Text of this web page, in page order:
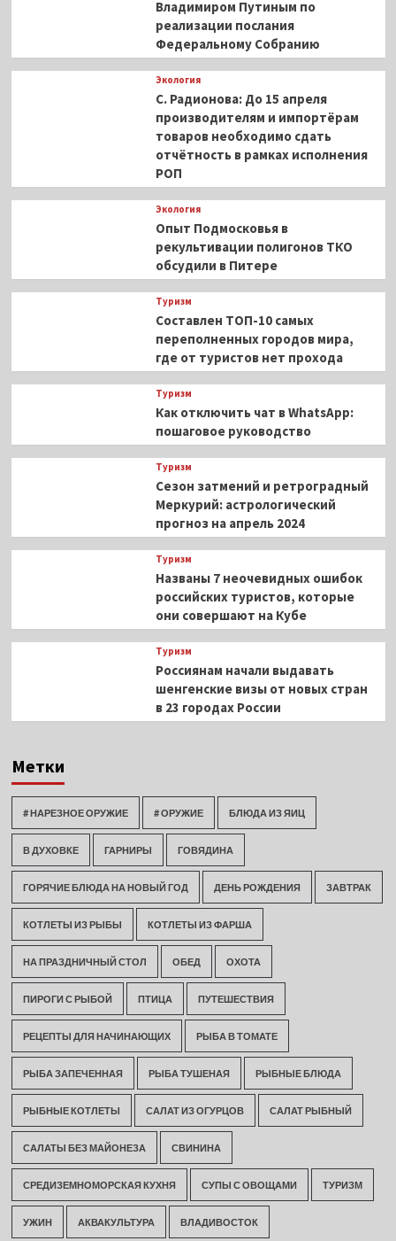
Владимиром Путиным по
реализации послания
Федеральному Собранию
Экология
С. Радионова: До 15 апреля
производителям и импортёрам
товаров необходимо сдать
отчётность в рамках исполнения
РОП
Экология
Опыт Подмосковья в
рекультивации полигонов ТКО
обсудили в Питере
Туризм
Составлен ТОП-10 самых
переполненных городов мира,
где от туристов нет прохода
Туризм
Как отключить чат в WhatsApp:
пошаговое руководство
Туризм
Сезон затмений и ретроградный
Меркурий: астрологический
прогноз на апрель 2024
Туризм
Названы 7 неочевидных ошибок
российских туристов, которые
они совершают на Кубе
Туризм
Россиянам начали выдавать
шенгенские визы от новых стран
в 23 городах России
Метки
# НАРЕЗНОЕ ОРУЖИЕ # ОРУЖИЕ БЛЮДА ИЗ ЯИЦ
В ДУХОВКЕ ГАРНИРЫ ГОВЯДИНА
ГОРЯЧИЕ БЛЮДА НА НОВЫЙ ГОД ДЕНЬ РОЖДЕНИЯ ЗАВТРАК
КОТЛЕТЫ ИЗ РЫБЫ КОТЛЕТЫ ИЗ ФАРША
НА ПРАЗДНИЧНЫЙ СТОЛ ОБЕД ОХОТА
ПИРОГИ С РЫБОЙ ПТИЦА ПУТЕШЕСТВИЯ
РЕЦЕПТЫ ДЛЯ НАЧИНАЮЩИХ РЫБА В ТОМАТЕ
РЫБА ЗАПЕЧЕННАЯ РЫБА ТУШЕНАЯ РЫБНЫЕ БЛЮДА
РЫБНЫЕ КОТЛЕТЫ САЛАТ ИЗ ОГУРЦОВ САЛАТ РЫБНЫЙ
САЛАТЫ БЕЗ МАЙОНЕЗА СВИНИНА
СРЕДИЗЕМНОМОРСКАЯ КУХНЯ СУПЫ С ОВОЩАМИ ТУРИЗМ
УЖИН АКВАКУЛЬТУРА ВЛАДИВОСТОК